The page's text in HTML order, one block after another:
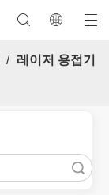
/ 레이저 용접기